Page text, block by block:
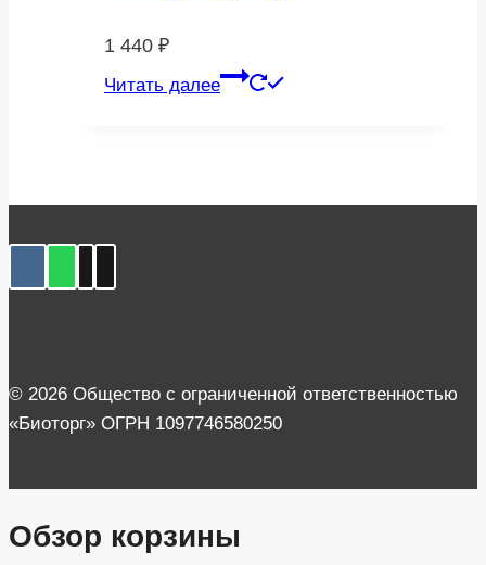
1 440 ₽
Читать далее
© 2026 Общество с ограниченной ответственностью
«Биоторг» ОГРН 1097746580250
Обзор корзины